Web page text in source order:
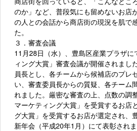
のか」など、普段気にも留めないお店
の人との会話から商店街の現況を肌で
た。
３．審査会議
11月28日（水）、豊島区産業プラザに
ィング大賞」審査会議が開催されまし
員長とし、各チームから候補店のプレ
い、審査委員長からの質疑、各チーム
れました。厳密な審査の上、点数の調
マーケティング大賞」を受賞するお店
グ大賞」を受賞するお店が選定され、
新年会（平成20年1月）にて表彰されま